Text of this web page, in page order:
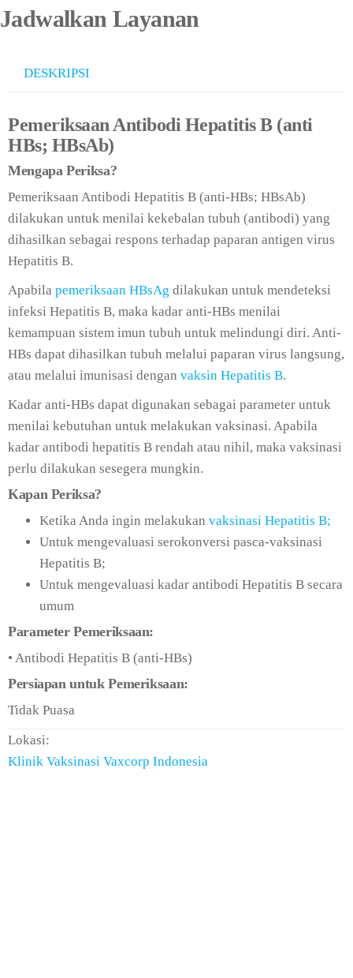
Jadwalkan Layanan
DESKRIPSI
Pemeriksaan Antibodi Hepatitis B (anti
HBs; HBsAb)
Mengapa Periksa?
Pemeriksaan Antibodi Hepatitis B (anti-HBs; HBsAb)
dilakukan untuk menilai kekebalan tubuh (antibodi) yang
dihasilkan sebagai respons terhadap paparan antigen virus
Hepatitis B.
Apabila pemeriksaan HBsAg dilakukan untuk mendeteksi
infeksi Hepatitis B, maka kadar anti-HBs menilai
kemampuan sistem imun tubuh untuk melindungi diri. Anti-
HBs dapat dihasilkan tubuh melalui paparan virus langsung,
atau melalui imunisasi dengan vaksin Hepatitis B.
Kadar anti-HBs dapat digunakan sebagai parameter untuk
menilai kebutuhan untuk melakukan vaksinasi. Apabila
kadar antibodi hepatitis B rendah atau nihil, maka vaksinasi
perlu dilakukan sesegera mungkin.
Kapan Periksa?
Ketika Anda ingin melakukan vaksinasi Hepatitis B;
Untuk mengevaluasi serokonversi pasca-vaksinasi
Hepatitis B;
Untuk mengevaluasi kadar antibodi Hepatitis B secara
umum
Parameter Pemeriksaan:
• Antibodi Hepatitis B (anti-HBs)
Persiapan untuk Pemeriksaan:
Tidak Puasa
Lokasi:
Klinik Vaksinasi Vaxcorp Indonesia